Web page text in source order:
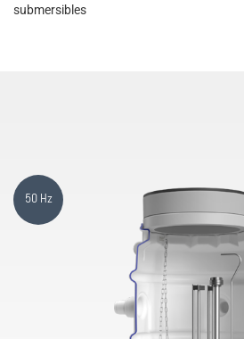
submersibles
50 Hz